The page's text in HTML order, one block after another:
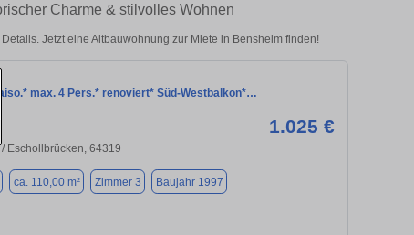
Charme & stilvolles Wohnen
Jetzt eine Altbauwohnung zur Miete in Bensheim finden!
max. 4 Pers.* renoviert* Süd-Westbalkon*…
1.025 €
Eschollbrücken, 64319
ca. 110,00 m² Zimmer 3 Baujahr 1997